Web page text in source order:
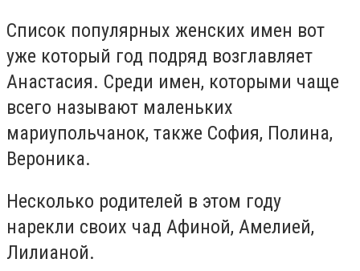
Список популярных женских имен вот
уже который год подряд возглавляет
Анастасия. Среди имен, которыми чаще
всего называют маленьких
мариупольчанок, также София, Полина,
Вероника.
Несколько родителей в этом году
нарекли своих чад Афиной, Амелией,
Лилианой.